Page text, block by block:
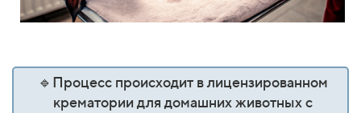
🔹Процесс происходит в лицензированном
крематории для домашних животных с